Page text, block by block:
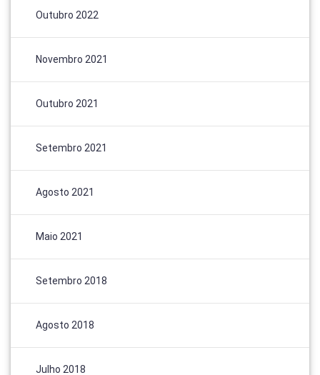
Outubro 2022
Novembro 2021
Outubro 2021
Setembro 2021
Agosto 2021
Maio 2021
Setembro 2018
Agosto 2018
Julho 2018